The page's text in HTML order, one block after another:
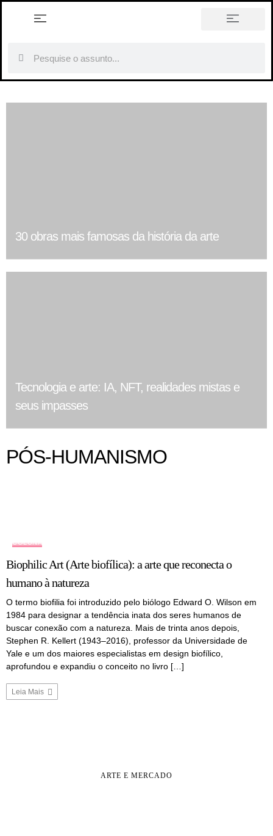
30 obras mais famosas da história da arte
Tecnologia e arte: IA, NFT, realidades mistas e
seus impasses
PÓS-HUMANISMO
COLUNA
Biophilic Art (Arte biofílica): a arte que reconecta o
humano à natureza
O termo biofilia foi introduzido pelo biólogo Edward O. Wilson em
1984 para designar a tendência inata dos seres humanos de
buscar conexão com a natureza. Mais de trinta anos depois,
Stephen R. Kellert (1943–2016), professor da Universidade de
Yale e um dos maiores especialistas em design biofílico,
aprofundou e expandiu o conceito no livro […]
Leia Mais
ARTE E MERCADO